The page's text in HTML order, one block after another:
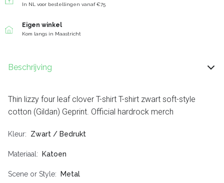
In NL voor bestellingen vanaf €75
Eigen winkel
Kom langs in Maastricht
Beschrijving
Thin lizzy four leaf clover T-shirt T-shirt zwart soft-style
cotton (Gildan) Geprint. Official hardrock merch
Kleur Zwart / Bedrukt
Materiaal Katoen
Scene or Style Metal